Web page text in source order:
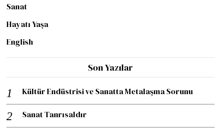
Sanat
Hayatı Yaşa
English
Son Yazılar
Kültür Endüstrisi ve Sanatta Metalaşma Sorunu
Sanat Tanrısaldır